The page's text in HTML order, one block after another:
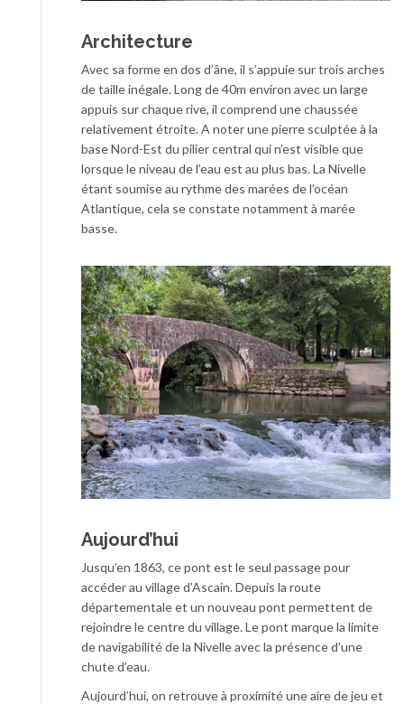
Architecture
Avec sa forme en dos d’âne, il s’appuie sur trois arches
de taille inégale. Long de 40m environ avec un large
appuis sur chaque rive, il comprend une chaussée
relativement étroite. A noter une pierre sculptée à la
base Nord-Est du pilier central qui n’est visible que
lorsque le niveau de l’eau est au plus bas. La Nivelle
étant soumise au rythme des marées de l’océan
Atlantique, cela se constate notamment à marée
basse.
Aujourd’hui
Jusqu’en 1863, ce pont est le seul passage pour
accéder au village d’Ascain. Depuis la route
départementale et un nouveau pont permettent de
rejoindre le centre du village. Le pont marque la limite
de navigabilité de la Nivelle avec la présence d’une
chute d’eau.
Aujourd’hui, on retrouve à proximité une aire de jeu et